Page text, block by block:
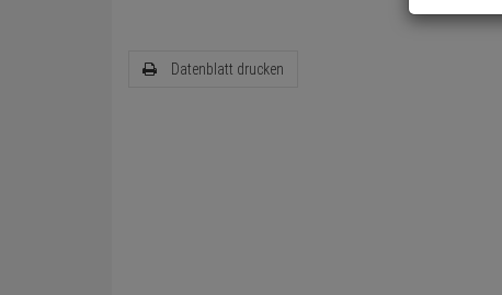
Datenblatt drucken